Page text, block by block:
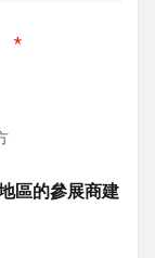
區的參展商建